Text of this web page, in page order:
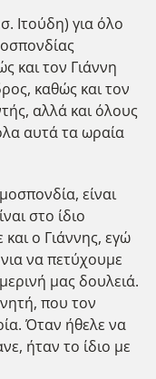
Ιτούδη) για όλο
και τον Γιάννη
καθώς και τον
αλλά και όλους
αυτά τα ωραία
είναι
στο ίδιο
ο Γιάννης, εγώ
να πετύχουμε
μας δουλειά.
που τον
Όταν ήθελε να
ήταν το ίδιο με